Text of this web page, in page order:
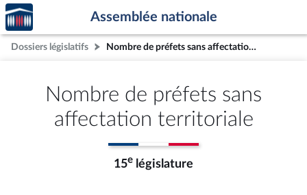
Aller au contenu
Aller en bas de la page
Accèder
à la
page
d'accueil
Assemblée nationale
Dossiers législatifs Nombre de préfets sans affectation territoriale
Nombre de préfets sans
affectation territoriale
15e législature